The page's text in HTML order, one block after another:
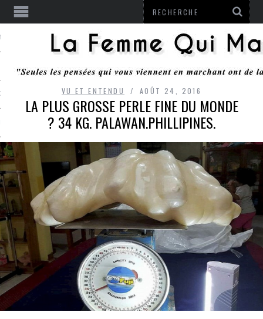
RESTER
MONROZIER
ARCACHON
VU ET ENTENDU AOÛT 24, 2016
LA PLUS GROSSE PERLE FINE DU MONDE
? 34 KG. PALAWAN.PHILLIPINES.